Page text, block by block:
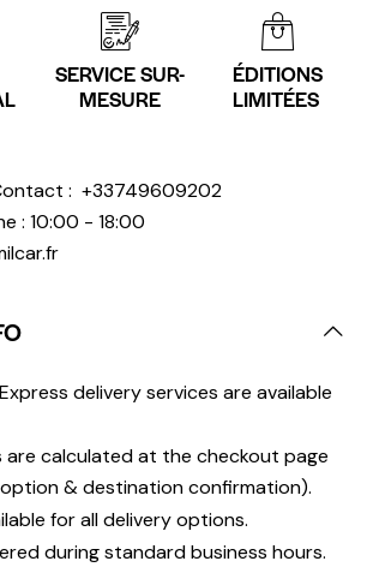
SERVICE SUR-
MESURE
ÉDITIONS
LIMITÉES
: +33749609202
: 10:00 - 18:00
delivery services are available
are calculated at the checkout page
& destination confirmation).
for all delivery options.
during standard business hours.